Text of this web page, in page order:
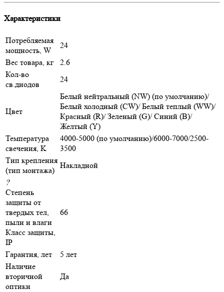
Характеристики
Потребляемая
мощность, W
24
Вес товара, кг
2.6
Кол-во
св.диодов
24
Цвет
Белый нейтральный (NW) (по умолчанию)/
Белый холодный (CW)/ Белый теплый (WW)/
Красный (R)/ Зеленый (G)/ Синий (B)/
Желтый (Y)
Температура
свечения, K
4000-5000 (по умолчанию)/6000-7000/2500-
3500
Тип крепления
(тип монтажа)
Накладной
?
Степень
защиты от
твердых тел,
пыли и влаги
Класс защиты,
IP
66
Гарантия, лет
5 лет
Наличие
вторичной
оптики
Да